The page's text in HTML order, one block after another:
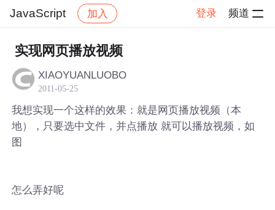
JavaScript 加入 登录 频道
社区 JavaScript 帖子详情
实现网页播放视频
XIAOYUANLUOBO
2011-05-25
我想实现一个这样的效果：就是网页播放视频（本
地），只要选中文件，并点播放 就可以播放视频，如
图
怎么弄好呢